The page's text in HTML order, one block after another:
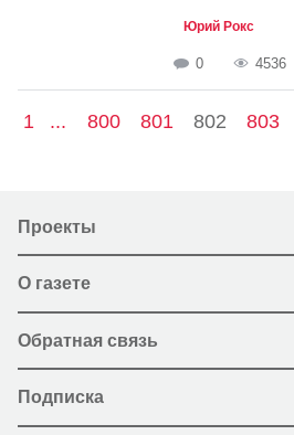
Юрий Рокс
0 4536
1 ... 800 801 802 803
Проекты
О газете
Обратная связь
Подписка